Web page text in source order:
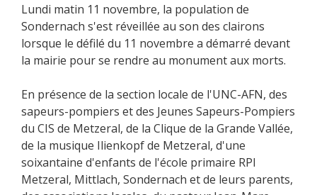
Lundi matin 11 novembre, la population de
Sondernach s'est réveillée au son des clairons
lorsque le défilé du 11 novembre a démarré devant
la mairie pour se rendre au monument aux morts.
En présence de la section locale de l'UNC-AFN, des
sapeurs-pompiers et des Jeunes Sapeurs-Pompiers
du CIS de Metzeral, de la Clique de la Grande Vallée,
de la musique Ilienkopf de Metzeral, d'une
soixantaine d'enfants de l'école primaire RPI
Metzeral, Mittlach, Sondernach et de leurs parents,